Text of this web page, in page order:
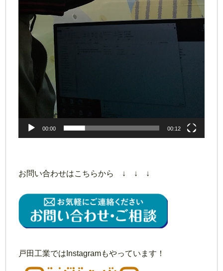
00:00 00:12
お問い合わせはこちらから ↓ ↓ ↓
戸田工業ではInstagramもやっています！